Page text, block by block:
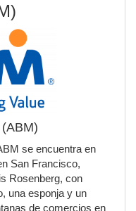
se encuentra en
San Francisco,
Rosenberg, con
una esponja y un
de comercios en